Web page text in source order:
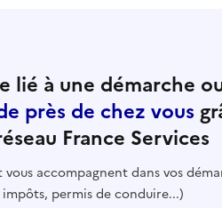
à une démarche
près de chez vous
France Services
vous accompagnent dans vos
permis de conduire...)